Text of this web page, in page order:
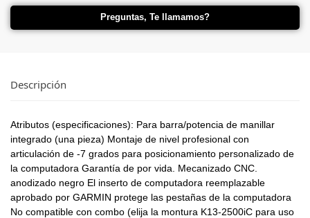
Preguntas, Te llamamos?
Descripción
Atributos (especificaciones): Para barra/potencia de manillar
integrado (una pieza) Montaje de nivel profesional con
articulación de -7 grados para posicionamiento personalizado de
la computadora Garantía de por vida. Mecanizado CNC.
anodizado negro El inserto de computadora reemplazable
aprobado por GARMIN protege las pestañas de la computadora
No compatible con combo (elija la montura K13-2500iC para uso